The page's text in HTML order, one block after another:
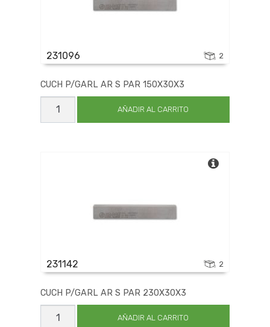
231096 2
CUCH P/GARL AR S PAR 150X30X3
CUCH
P/GARL
AR
AÑADIR AL CARRITO
231142 2
CUCH P/GARL AR S PAR 230X30X3
CUCH
P/GARL
AÑADIR AL CARRITO